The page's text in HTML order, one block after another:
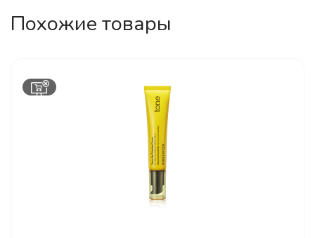
Похожие товары